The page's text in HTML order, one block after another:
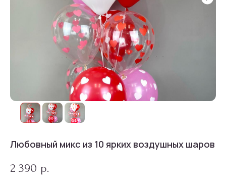
Любовный микс из 10 ярких воздушных шаров
2 390 р.